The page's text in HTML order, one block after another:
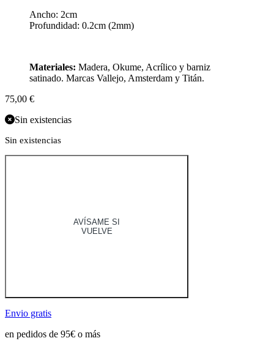
Ancho: 2cm
Profundidad: 0.2cm (2mm)
Materiales: Madera, Okume, Acrílico y barniz
satinado. Marcas Vallejo, Amsterdam y Titán.
75,00 €
Sin existencias
Sin existencias
AVÍSAME SI
VUELVE
Envio gratis
en pedidos de 95€ o más